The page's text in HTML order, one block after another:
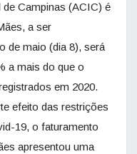
Campinas (ACIC) é
a ser
de maio (dia 8), será
a mais do que o
em 2020.
efeito das restrições
19, o faturamento
apresentou uma